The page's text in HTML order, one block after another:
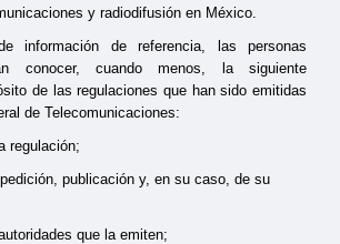
y radiodifusión en México.
información de referencia, las personas
conocer, cuando menos, la siguiente
de las regulaciones que han sido emitidas
de Telecomunicaciones:
regulación;
publicación y, en su caso, de su
que la emiten;